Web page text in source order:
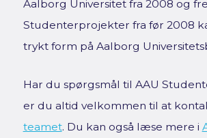
Aalborg Universitet fra 2008 og
Studenterprojekter fra før 2008
trykt form på Aalborg
Har du spørgsmål til AAU
er du altid velkommen til at
teamet. Du kan også læse mere i